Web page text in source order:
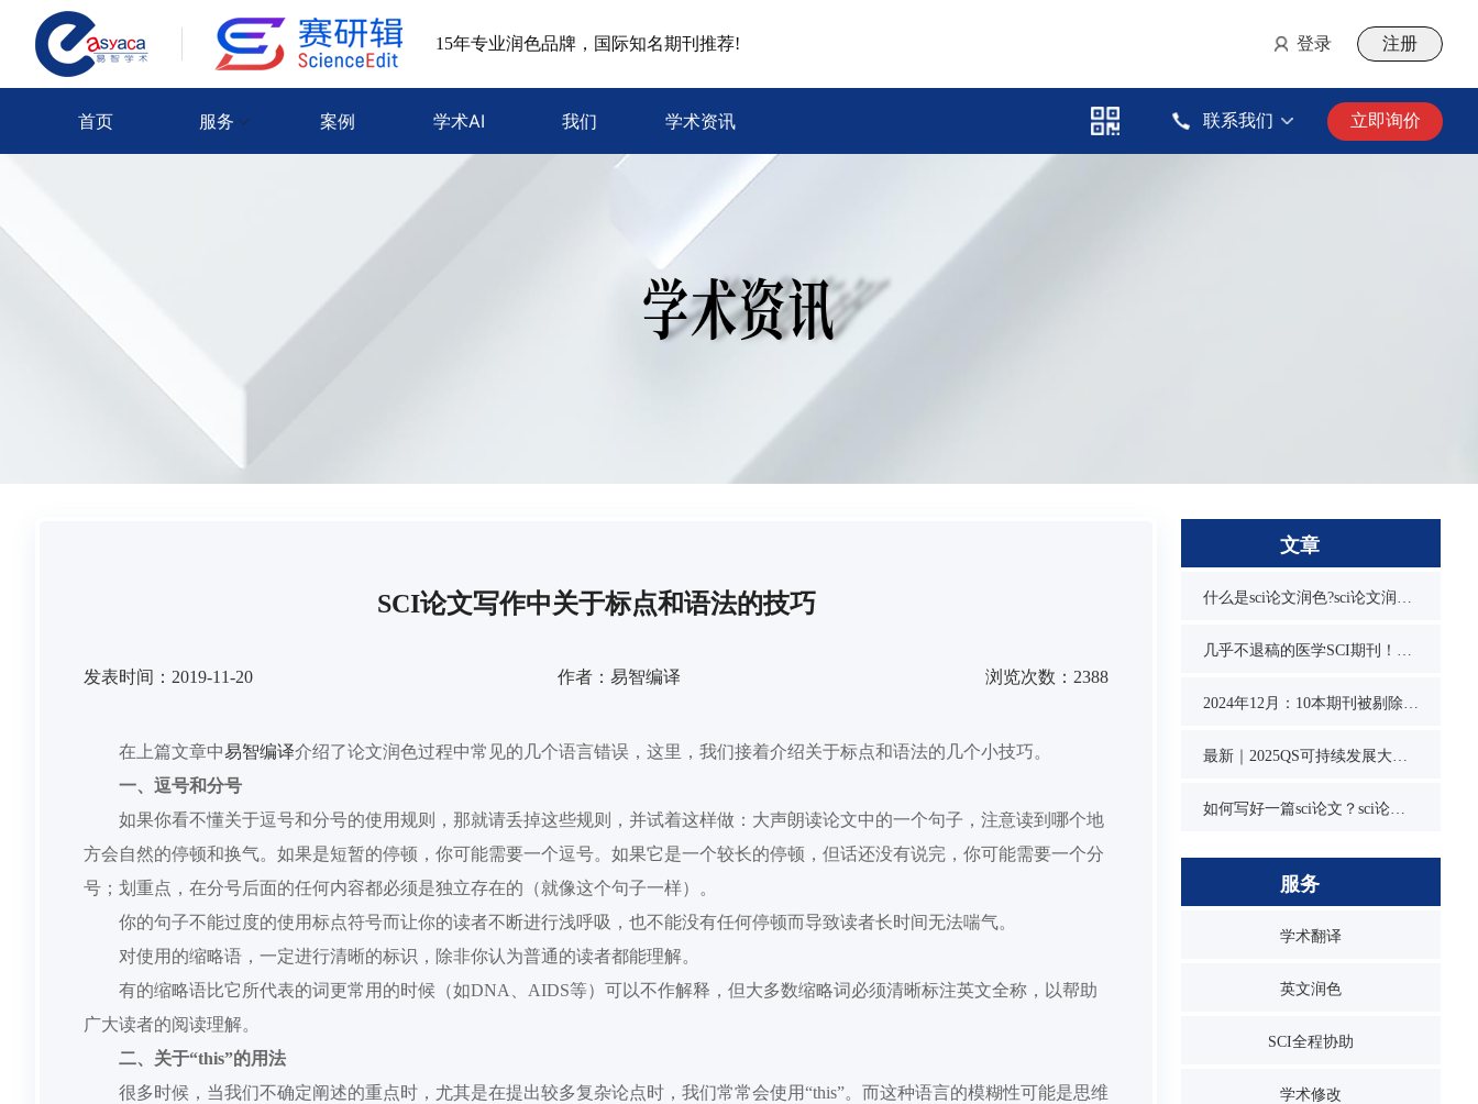
15年专业润色品牌，国际知名期刊推荐! 登录 注册
首页 服务 案例 学术AI 我们 学术资讯 联系我们 立即询价
SCI论文写作中关于标点和语法的技巧
发表时间：2019-11-20 作者：易智编译 浏览次数：2388
在上篇文章中易智编译介绍了论文润色过程中常见的几个语言错误，这里，我们接着介绍关于标点和语法的几个小技巧。
一、 逗号和分号
如果你看不懂关于逗号和分号的使用规则，那就请丢掉这些规则 ，并试着这样做：大声朗读论文中的一个句子，注意读到哪个地
方会自然的停顿和换气。如果是短暂的停顿， 你可能需要一个逗号。如果它是一个较长的停顿，但话还没有说完，你可能需要一个分
号； 划重点 ，在分号后面的任何内容都必须是独立存在的 （就像这个句子一样）
。
你的句子不能过度的使用标点符号而让你的读者不断进行浅呼吸 ， 也不能没有任何停顿而导致读者长时间 无法喘气。
对使用的缩略语，一定进行清晰的标识 ， 除非你认为普通的读者都能理解。
有的缩略语比它所代表的词更常用的时候 （如DNA、AIDS等）可以不作解释 ， 但大多数缩略词必须清晰标注英文全称 ， 以帮助
广大读者的阅读理解。
二、 关于“this”的用法
很多时候，当我们不确定阐述的重点时，尤其是在提出较多复杂论点时，我们常常会使用“this”。而这种语言的模糊性可能是思维
文章
什么是sci论文润色?sci论文润色必要吗？
几乎不退稿的医学SCI期刊！又快又水
2024年12月：10本期刊被剔除，1本降级，1本改名，4本曾被on hold
最新｜2025QS可持续发展大学排名发布！同济位列第3，1所双非入围前10
如何写好一篇sci论文？sci论文的写作技巧
服务
学术翻译
英文润色
SCI全程协助
学术修改